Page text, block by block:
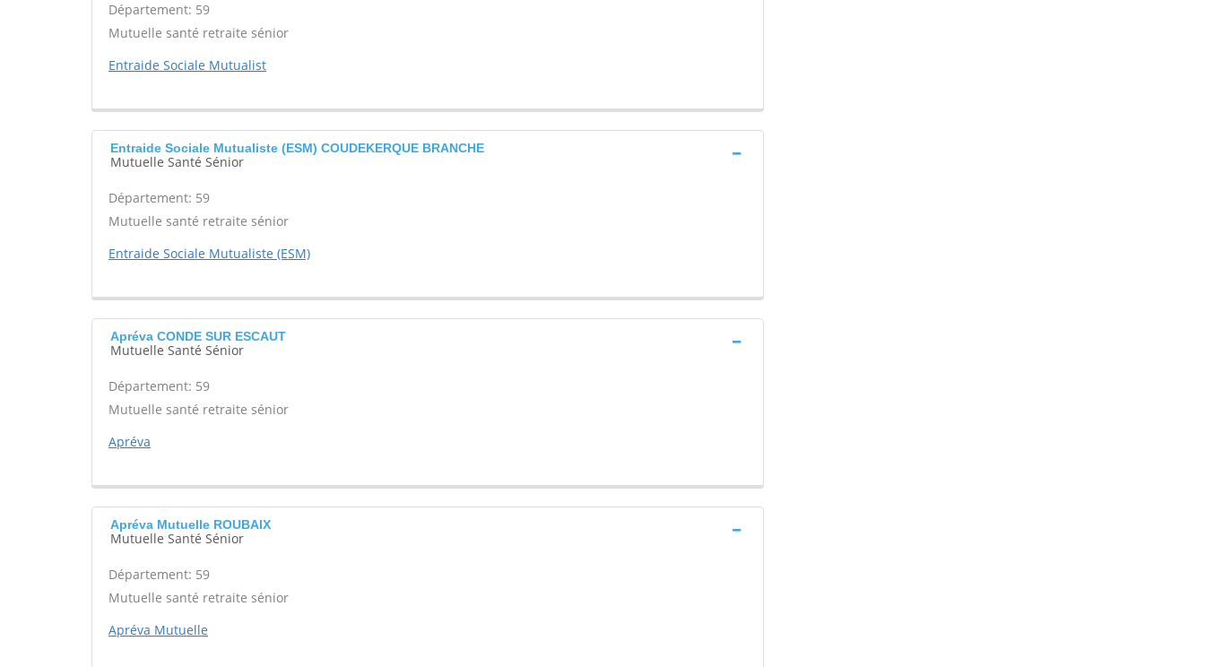
Département: 59
Mutuelle santé retraite sénior
Entraide Sociale Mutualist
Entraide Sociale Mutualiste (ESM) COUDEKERQUE BRANCHE
Mutuelle Santé Sénior
Département: 59
Mutuelle santé retraite sénior
Entraide Sociale Mutualiste (ESM)
Apréva CONDE SUR ESCAUT
Mutuelle Santé Sénior
Département: 59
Mutuelle santé retraite sénior
Apréva
Apréva Mutuelle ROUBAIX
Mutuelle Santé Sénior
Département: 59
Mutuelle santé retraite sénior
Apréva Mutuelle